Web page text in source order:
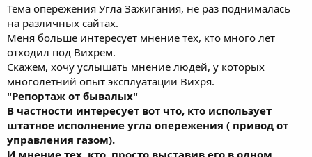
Тема опережения Угла Зажигания, не раз поднималась
на различных сайтах.
Меня больше интересует мнение тех, кто много лет
отходил под Вихрем.
Скажем, хочу услышать мнение людей, у которых
многолетний опыт эксплуатации Вихря.
"Репортаж от бывалых"
В частности интересует вот что, кто использует
штатное исполнение угла опережения ( привод от
управления газом).
И мнение тех, кто, просто выставив его в одном